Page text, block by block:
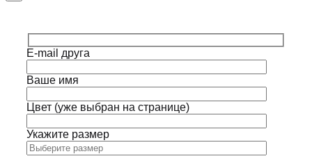
E-mail друга
Ваше имя
Цвет (уже выбран на странице)
Укажите размер